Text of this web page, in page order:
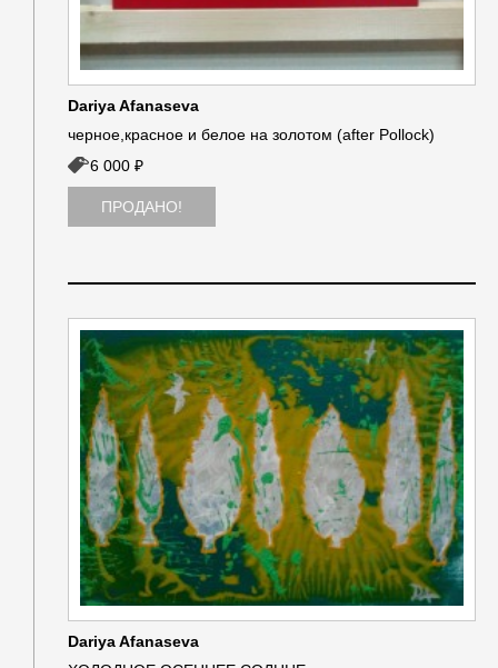
Dariya Afanaseva
черное,красное и белое на золотом (after Pollock)
6 000 ₽
ПРОДАНО!
Dariya Afanaseva